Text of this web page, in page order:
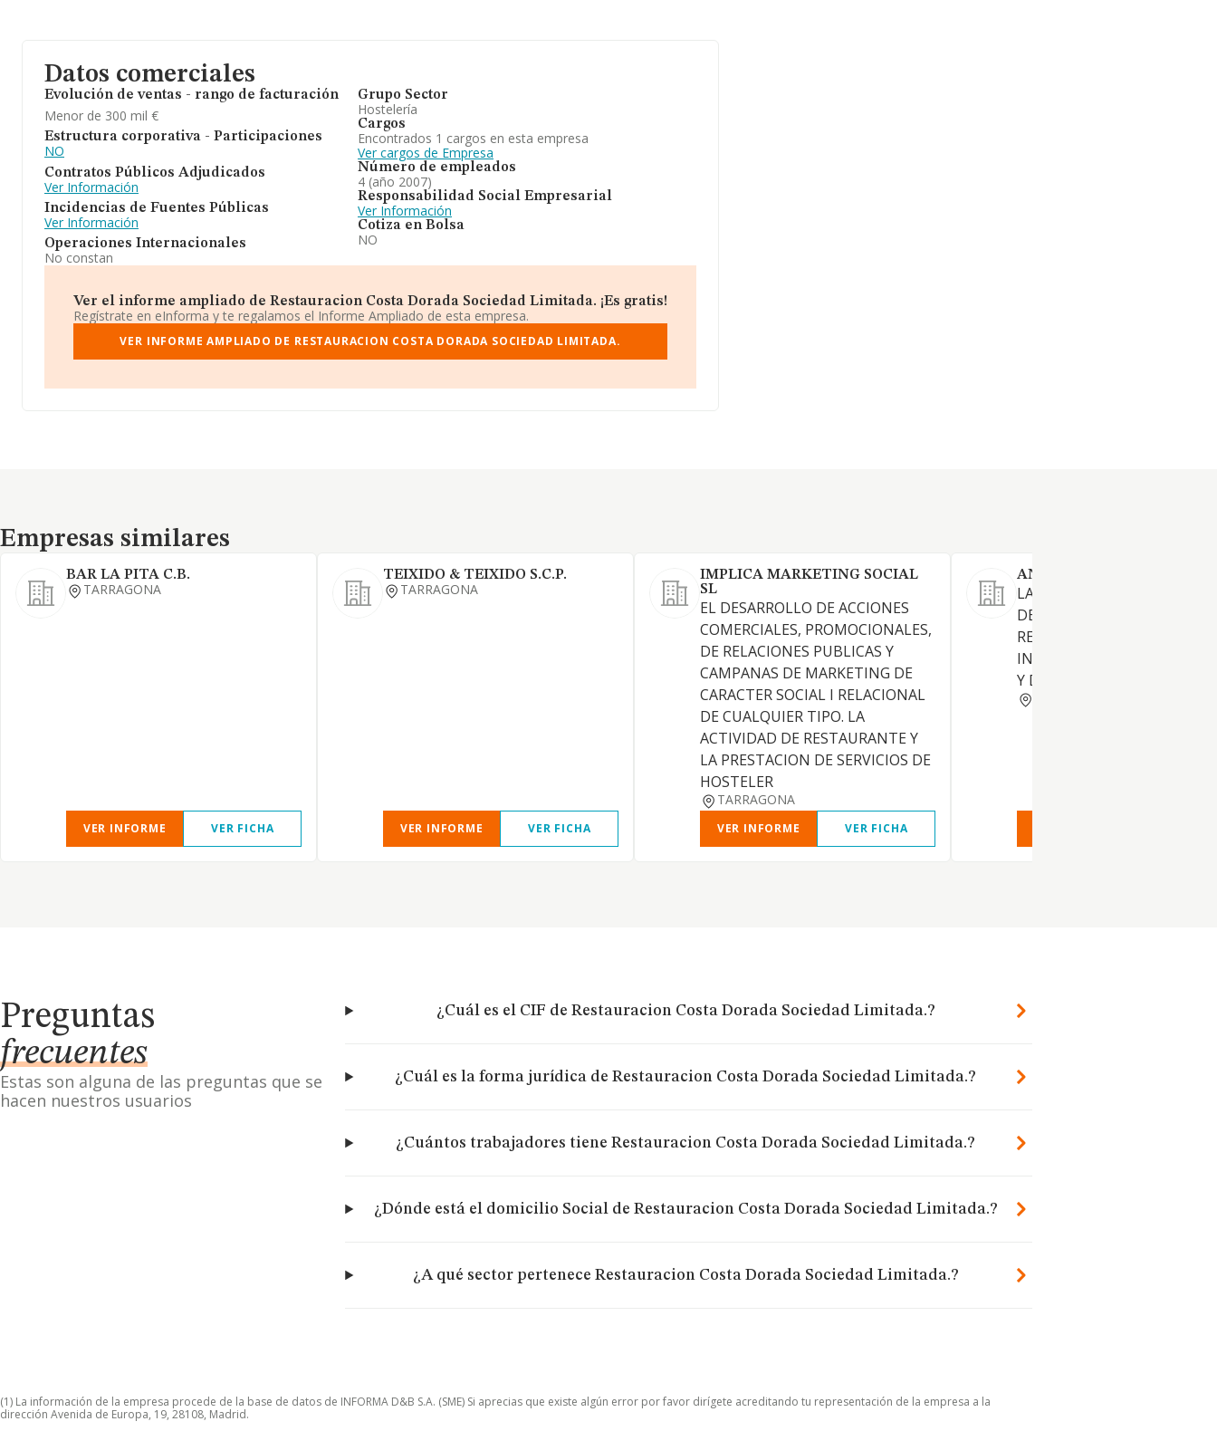
Datos comerciales
Evolución de ventas - rango de facturación
Menor de 300 mil €
Estructura corporativa - Participaciones
NO
Contratos Públicos Adjudicados
Ver Información
Incidencias de Fuentes Públicas
Ver Información
Operaciones Internacionales
No constan
Grupo Sector
Hostelería
Cargos
Encontrados 1 cargos en esta empresa
Ver cargos de Empresa
Número de empleados
4 (año 2007)
Responsabilidad Social Empresarial
Ver Información
Cotiza en Bolsa
NO
Ver el informe ampliado de Restauracion Costa Dorada Sociedad Limitada. ¡Es gratis!
Regístrate en eInforma y te regalamos el Informe Ampliado de esta empresa.
VER INFORME AMPLIADO DE RESTAURACION COSTA DORADA SOCIEDAD LIMITADA.
Empresas similares
Empresas similares
BAR LA PITA C.B.
TARRAGONA
VER INFORME VER FICHA
TEIXIDO & TEIXIDO S.C.P.
TARRAGONA
VER INFORME VER FICHA
IMPLICA MARKETING SOCIAL
SL
EL DESARROLLO DE ACCIONES
COMERCIALES, PROMOCIONALES,
DE RELACIONES PUBLICAS Y
CAMPANAS DE MARKETING DE
CARACTER SOCIAL I RELACIONAL
DE CUALQUIER TIPO. LA
ACTIVIDAD DE RESTAURANTE Y
LA PRESTACION DE SERVICIOS DE
HOSTELER
TARRAGONA
VER INFORME VER FICHA
ANETINFO SL
LA COMERCIALIZACION Y
DE TODA CLASE DE
RELACIONADOS CON LA
INFORMATICA Y SUS
Y DESARROLLO DE
Preguntas
frecuentes
Estas son alguna de las preguntas que se
hacen nuestros usuarios
¿Cuál es el CIF de Restauracion Costa Dorada Sociedad Limitada.?
¿Cuál es la forma jurídica de Restauracion Costa Dorada Sociedad Limitada.?
¿Cuántos trabajadores tiene Restauracion Costa Dorada Sociedad Limitada.?
¿Dónde está el domicilio Social de Restauracion Costa Dorada Sociedad Limitada.?
¿A qué sector pertenece Restauracion Costa Dorada Sociedad Limitada.?
(1) La información de la empresa procede de la base de datos de INFORMA D&B S.A. (SME) Si aprecias que existe algún error por favor dirígete acreditando tu representación de la empresa a la
dirección Avenida de Europa, 19, 28108, Madrid.